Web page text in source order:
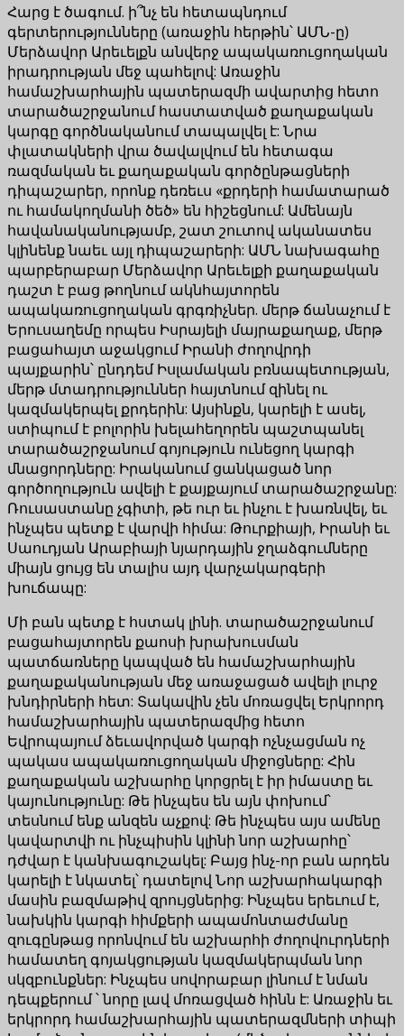
Հարց է ծագում. ի՞նչ են հետապնդում
գերտերությունները (առաջին հերթին՝ ԱՄՆ-ը)
Մերձավոր Արեւելքն անվերջ ապակառուցողական
իրադրության մեջ պահելով: Առաջին
համաշխարհային պատերազմի ավարտից հետո
տարածաշրջանում հաստատված քաղաքական
կարգը գործնականում տապալվել է: Նրա
փլատակների վրա ծավալվում են հետագա
ռազմական եւ քաղաքական գործընթացների
դիպաշարեր, որոնք դեռեւս «քրդերի համատարած
ու համակողմանի ծեծ» են հիշեցնում: Ամենայն
հավանականությամբ, շատ շուտով ականատես
կլինենք նաեւ այլ դիպաշարերի: ԱՄՆ նախագահը
պարբերաբար Մերձավոր Արեւելքի քաղաքական
դաշտ է բաց թողնում ակնհայտորեն
ապակառուցողական գրգռիչներ. մերթ ճանաչում է
Երուսաղեմը որպես Իսրայելի մայրաքաղաք, մերթ
բացահայտ աջակցում Իրանի ժողովրդի
պայքարին՝ ընդդեմ Իսլամական բռնապետության,
մերթ մտադրություններ հայտնում զինել ու
կազմակերպել քրդերին: Այսինքն, կարելի է ասել,
ստիպում է բոլորին խելահեղորեն պաշտպանել
տարածաշրջանում գոյություն ունեցող կարգի
մնացորդները: Իրականում ցանկացած նոր
գործողություն ավելի է քայքայում տարածաշրջանը:
Ռուսաստանը չգիտի, թե ուր եւ ինչու է խառնվել, եւ
ինչպես պետք է վարվի հիմա: Թուրքիայի, Իրանի եւ
Սաուդյան Արաբիայի նյարդային ջղաձգումները
միայն ցույց են տալիս այդ վարչակարգերի
խուճապը:
Մի բան պետք է հստակ լինի. տարածաշրջանում
բացահայտորեն քաոսի խրախուսման
պատճառները կապված են համաշխարհային
քաղաքականության մեջ առաջացած ավելի լուրջ
խնդիրների հետ: Տակավին չեն մոռացվել Երկրորդ
համաշխարհային պատերազմից հետո
Եվրոպայում ձեւավորված կարգի ոչնչացման ոչ
պակաս ապակառուցողական միջոցները: Հին
քաղաքական աշխարհը կորցրել է իր իմաստը եւ
կայունությունը: Թե ինչպես են այն փոխում՝
տեսնում ենք անզեն աչքով: Թե ինչպես այս ամենը
կավարտվի ու ինչպիսին կլինի նոր աշխարհը՝
դժվար է կանխագուշակել: Բայց ինչ-որ բան արդեն
կարելի է նկատել՝ դատելով Նոր աշխարհակարգի
մասին բազմաթիվ զրույցներից: Ինչպես երեւում է,
նախկին կարգի հիմքերի ապամոնտաժմանը
զուգընթաց որոնվում են աշխարհի ժողովուրդների
համատեղ գոյակցության կազմակերպման նոր
սկզբունքներ: Ինչպես սովորաբար լինում է նման
դեպքերում ՝ նորը լավ մոռացված հինն է: Առաջին եւ
երկրորդ համաշխարհային պատերազմների տիպի